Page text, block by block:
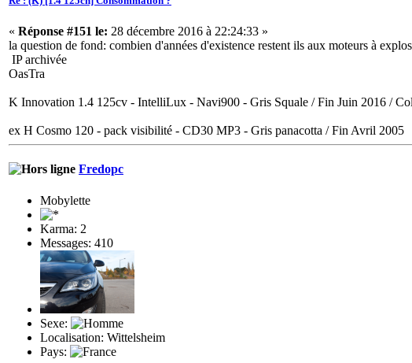
« Réponse #151 le: 28 décembre 2016 à 22:24:33 »
la question de fond: combien d'années d'existence restent ils aux moteurs à
IP archivée
OasTra
K Innovation 1.4 125cv - IntelliLux - Navi900 - Gris Squale / Fin Juin 2016 /
ex H Cosmo 120 - pack visibilité - CD30 MP3 - Gris panacotta / Fin Avril 2005
Fredopc
Mobylette
Karma: 2
Messages: 410
Sexe:
Localisation: Wittelsheim
Pays: